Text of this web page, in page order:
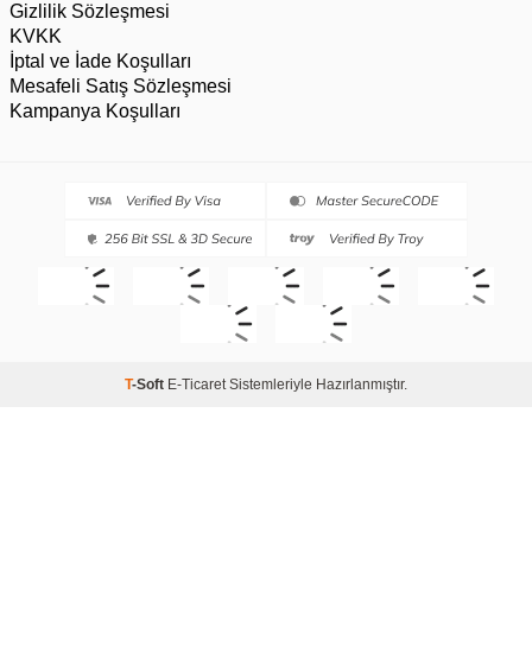
Gizlilik Sözleşmesi
KVKK
İptal ve İade Koşulları
Mesafeli Satış Sözleşmesi
Kampanya Koşulları
T-Soft E-Ticaret Sistemleriyle Hazırlanmıştır.